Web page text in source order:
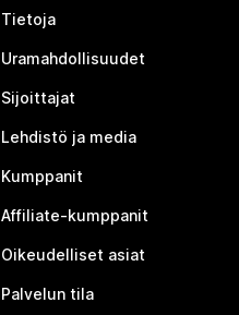
Tietoja
Uramahdollisuudet
Sijoittajat
Lehdistö ja media
Kumppanit
Affiliate-kumppanit
Oikeudelliset asiat
Palvelun tila